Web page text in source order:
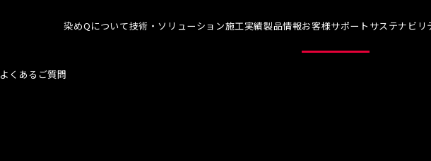
染めQについて技術・ソリューション施工実績製品情報お客様サポート サステナビリ
よくあるご質問